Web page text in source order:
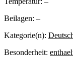
Beilagen: –
Kategorie(n):
Besonderheit: